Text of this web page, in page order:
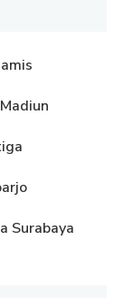
Surabaya